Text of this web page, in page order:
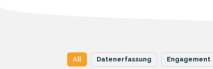
All Datenerfassung Engagement